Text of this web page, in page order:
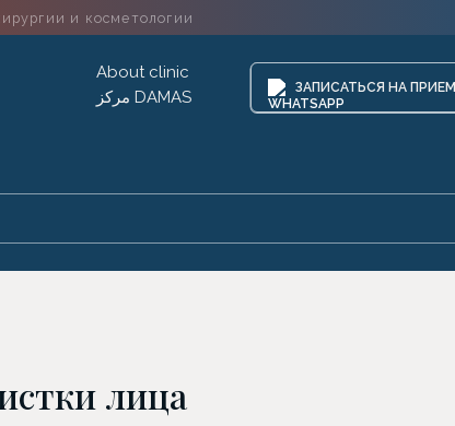
и косметологии
About clinic
مركز DAMAS
ЗАПИСАТЬСЯ НА ПРИЕМ
лица